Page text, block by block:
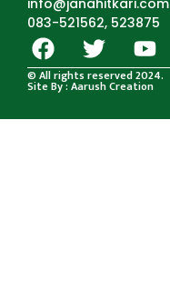
083-521562, 523875
© All rights reserved 2024.
Site By : Aarush Creation